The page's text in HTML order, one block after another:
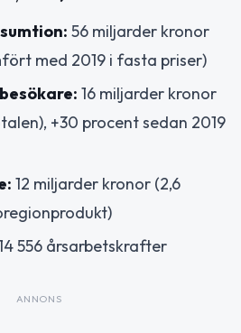
56 miljarder kronor
med 2019 i fasta priser)
16 miljarder kronor
+30 procent sedan 2019
12 miljarder kronor (2,6
556 årsarbetskrafter
ANNONS